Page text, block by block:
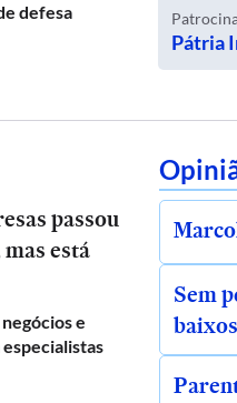
defesa
Pátria
passou
está
e
Sem
baixos